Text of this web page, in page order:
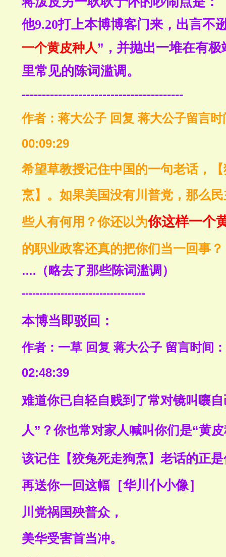
他9.20打上本博博客门来，出言不
一个黄皮种人”， 并抛出一堆在有
里常见的陈词滥调。
----------------------------------------
作者：蒋大公子 回复 蒋大公子留言时
00:09:29
希望草教授记住中国的一句老话，
烹】。如果美国没有川普党，那么
些人有何用？你还以为你这样一个
的职业政客还真的把你们当一回事？
…. （略去了那些陈词滥调）
-----------------------------------
本博当即驳回：
作者：一草 回复 蒋大公子 留言时间
02:48:39
难道你已自轻自贱到了常对镜叫嚷
人”？你也常对家人喊叫你们是“黄
该记住【狡兔死走狗烹】老话的正
再送你一回这幅 ［华川仆小像］
川党祸国殃普众，
美华受害首当冲。